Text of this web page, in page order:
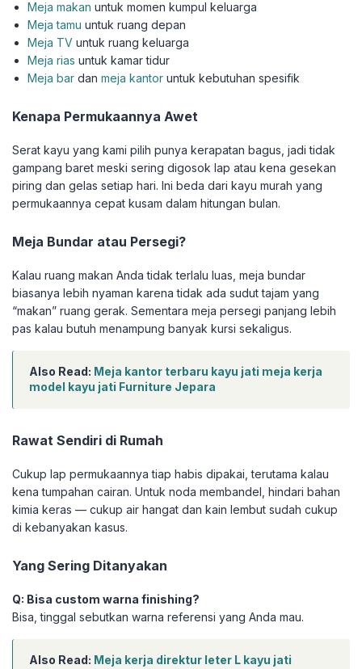
Meja makan untuk momen kumpul keluarga
Meja tamu untuk ruang depan
Meja TV untuk ruang keluarga
Meja rias untuk kamar tidur
Meja bar danmeja kantor untuk kebutuhan spesifik
Kenapa Permukaannya Awet
Serat kayu yang kami pilih punya kerapatan bagus, jadi tidak
gampang baret meski sering digosok lap atau kena gesekan
piring dan gelas setiap hari. Ini beda dari kayu murah yang
permukaannya cepat kusam dalam hitungan bulan.
Meja Bundar atau Persegi?
Kalau ruang makan Anda tidak terlalu luas, meja bundar
biasanya lebih nyaman karena tidak ada sudut tajam yang
“makan” ruang gerak. Sementara meja persegi panjang lebih
pas kalau butuh menampung banyak kursi sekaligus.
Also Read: Meja kantor terbaru kayu jati meja kerja
model kayu jati Furniture Jepara
Rawat Sendiri di Rumah
Cukup lap permukaannya tiap habis dipakai, terutama kalau
kena tumpahan cairan. Untuk noda membandel, hindari bahan
kimia keras — cukup air hangat dan kain lembut sudah cukup
di kebanyakan kasus.
Yang Sering Ditanyakan
Q: Bisa custom warna finishing?
Bisa, tinggal sebutkan warna referensi yang Anda mau.
Also Read: Meja kerja direktur leter L kayu jati